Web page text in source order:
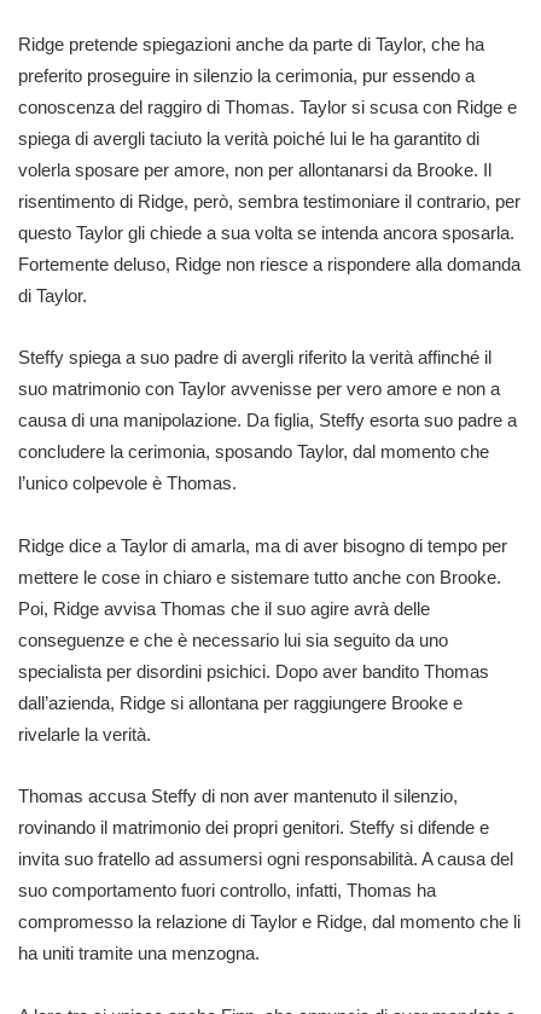
Ridge pretende spiegazioni anche da parte di Taylor, che ha
preferito proseguire in silenzio la cerimonia, pur essendo a
conoscenza del raggiro di Thomas. Taylor si scusa con Ridge e
spiega di avergli taciuto la verità poiché lui le ha garantito di
volerla sposare per amore, non per allontanarsi da Brooke. Il
risentimento di Ridge, però, sembra testimoniare il contrario, per
questo Taylor gli chiede a sua volta se intenda ancora sposarla.
Fortemente deluso, Ridge non riesce a rispondere alla domanda
di Taylor.
Steffy spiega a suo padre di avergli riferito la verità affinché il
suo matrimonio con Taylor avvenisse per vero amore e non a
causa di una manipolazione. Da figlia, Steffy esorta suo padre a
concludere la cerimonia, sposando Taylor, dal momento che
l’unico colpevole è Thomas.
Ridge dice a Taylor di amarla, ma di aver bisogno di tempo per
mettere le cose in chiaro e sistemare tutto anche con Brooke.
Poi, Ridge avvisa Thomas che il suo agire avrà delle
conseguenze e che è necessario lui sia seguito da uno
specialista per disordini psichici. Dopo aver bandito Thomas
dall’azienda, Ridge si allontana per raggiungere Brooke e
rivelarle la verità.
Thomas accusa Steffy di non aver mantenuto il silenzio,
rovinando il matrimonio dei propri genitori. Steffy si difende e
invita suo fratello ad assumersi ogni responsabilità. A causa del
suo comportamento fuori controllo, infatti, Thomas ha
compromesso la relazione di Taylor e Ridge, dal momento che li
ha uniti tramite una menzogna.